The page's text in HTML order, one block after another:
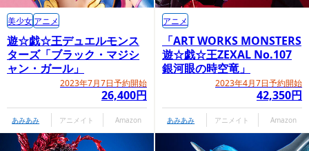
遊☆戯☆王デュエルモンス
ターズ「ブラック・マジシ
ャン・ガール」
2023年7月7日予約開始
26,400円
美少女アニメ
あみあみ アニメイト Amazon
「ART WORKS MONSTERS
遊☆戯☆王ZEXAL No.107
銀河眼の時空竜」
2023年4月7日予約開始
42,350円
アニメ
あみあみ アニメイト Amazon